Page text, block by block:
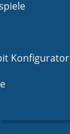
Konfigurator